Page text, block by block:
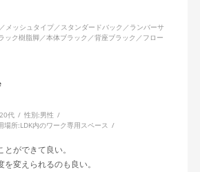
ッシュタイプ／スタンダードバック／ランバーサ
ック樹脂脚／本体ブラック／背座ブラック／フロー
20代 性別:男性
場所:LDK内のワーク専用スペース
ができて良い。
変えられるのも良い。